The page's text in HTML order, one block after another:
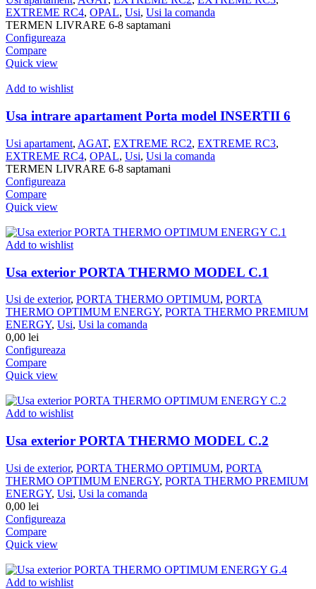
EXTREME RC4, OPAL, Usi, Usi la comanda
TERMEN LIVRARE 6-8 saptamani
Configureaza
Compare
Quick view
Add to wishlist
Usa intrare apartament Porta model INSERTII 6
Usi apartament, AGAT, EXTREME RC2, EXTREME RC3,
EXTREME RC4, OPAL, Usi, Usi la comanda
TERMEN LIVRARE 6-8 saptamani
Configureaza
Compare
Quick view
Add to wishlist
Usa exterior PORTA THERMO MODEL C.1
Usi de exterior, PORTA THERMO OPTIMUM, PORTA
THERMO OPTIMUM ENERGY, PORTA THERMO PREMIUM
ENERGY, Usi, Usi la comanda
0,00 lei
Configureaza
Compare
Quick view
Add to wishlist
Usa exterior PORTA THERMO MODEL C.2
Usi de exterior, PORTA THERMO OPTIMUM, PORTA
THERMO OPTIMUM ENERGY, PORTA THERMO PREMIUM
ENERGY, Usi, Usi la comanda
0,00 lei
Configureaza
Compare
Quick view
Add to wishlist